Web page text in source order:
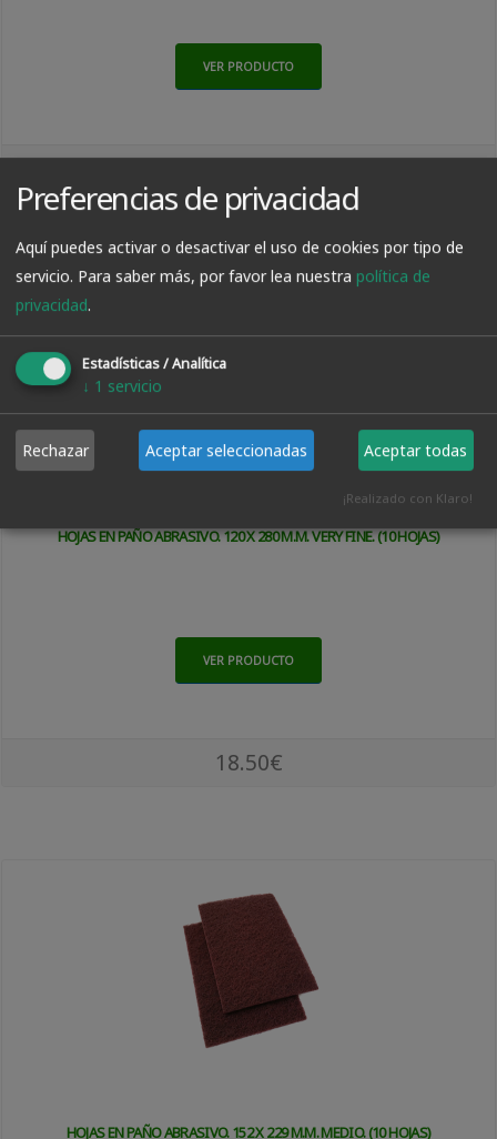
VER PRODUCTO
20.50€
HOJAS EN PAÑO ABRASIVO. 120 X 280 M.M. VERY FINE. (10 HOJAS)
VER PRODUCTO
18.50€
HOJAS EN PAÑO ABRASIVO. 152 X 229 M.M. MEDIO. (10 HOJAS)
Preferencias de privacidad
Aquí puedes activar o desactivar el uso de cookies por tipo de
servicio. Para saber más, por favor lea nuestra política de
privacidad.
Estadísticas / Analítica
↓ 1 servicio
Rechazar Aceptar seleccionadas Aceptar todas
¡Realizado con Klaro!